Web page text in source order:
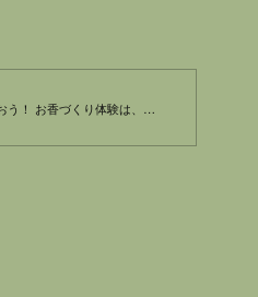
⭐︎お香づくり体験⭐︎ ■手作りの楽しさを味わおう！ お香づくり体験は、自分だけのオリジナルなお香を手作りする特別な機会です。香りを選び、ブレンドするプロセスを通じて、クリエイティブな時間を楽しむことができます。自然な素材を使用し、自身の好みに合わせた香りを体験することで、心を癒し、リラックスできます。 ■自分だけの香りを満喫しよう！ この体験では、さまざまな香りの素を自分で選び、調合することが可能です。自分の感情や状態に合わせて、香りを作り上げることで、特別なリフレッシュタイムを実現します。自宅で心安らぐ空間をつくったり、プレゼントとしても喜ばれる一品が仕上がります。 ※大切な方へのお供え用としても、お使いいただけます。 ✴︎リフレッシュしたいとき ✴︎気分転換をしたいとき ✴︎自分へのご褒美に最適！ お香づくり体験を通じて、心に穏やかさと歓びをもたらす香りを見つけてみましょう。貴重な体験は、あなたの心を満たし、特別な時間を演出します。 創り上げる歓びを感じながら、自分だけのお香の世界に浸りましょう！ ※開催希望お日にち《応相談》※ 是非お問合せください^_^